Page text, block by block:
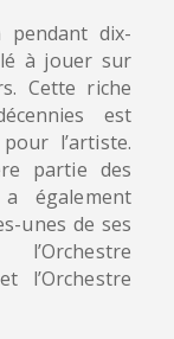
dix-
à jouer sur
Cette riche
est
l’artiste.
partie des
également
unes de ses
l’Orchestre